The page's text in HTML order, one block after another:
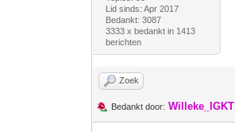
Lid sinds: Apr 2017
Bedankt: 3087
3333 x bedankt in 1413
berichten
Zoek
Bedankt door: Willeke_IGKT